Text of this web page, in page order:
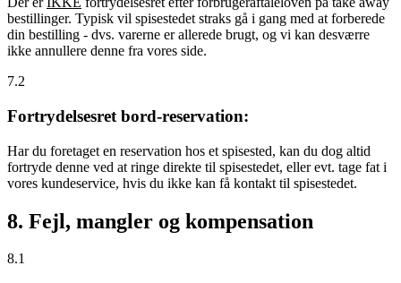
bestillinger. Typisk vil spisestedet straks gå i gang med at forberede
din bestilling - dvs. varerne er allerede brugt, og vi kan desværre
ikke annullere denne fra vores side.
7.2
Fortrydelsesret bord-reservation:
Har du foretaget en reservation hos et spisested, kan du dog altid
fortryde denne ved at ringe direkte til spisestedet, eller evt. tage fat i
vores kundeservice, hvis du ikke kan få kontakt til spisestedet.
8. Fejl, mangler og kompensation
8.1